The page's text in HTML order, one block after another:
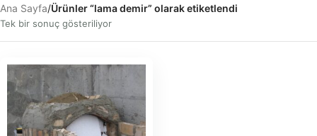
Ana Sayfa/Ürünler “lama demir” olarak etiketlendi
Tek bir sonuç gösteriliyor